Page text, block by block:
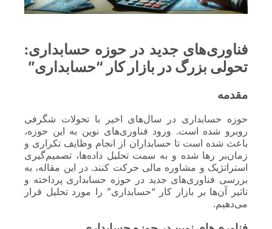
فناوری‌های جدید در حوزه حسابداری:
تحولی بزرگ در بازار کار “حسابداری”
مقدمه
حوزه حسابداری در سال‌های اخیر با تحولات شگرفی
روبرو شده است. ورود فناوری‌های نوین به این حوزه،
باعث شده است تا حسابداران از انجام وظایف تکراری و
زمان‌بر رها شده و به سمت تحلیل داده‌ها، تصمیم‌گیری
استراتژیک و مشاوره مالی حرکت کنند. در این مقاله، به
بررسی فناوری‌های جدید در حوزه حسابداری پرداخته و
تاثیر آن‌ها بر بازار کار “حسابداری” را مورد تحلیل قرار
می‌دهیم.